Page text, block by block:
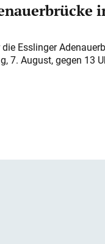
Esslinger
7. August, gegen 13